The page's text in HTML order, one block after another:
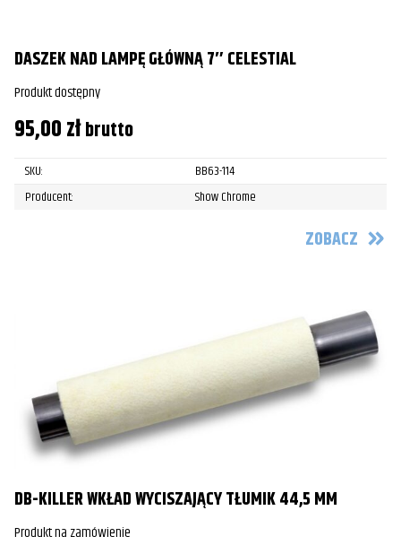
DASZEK NAD LAMPĘ GŁÓWNĄ 7″ CELESTIAL
Produkt dostępny
95,00złbrutto
SKU:
BB63-114
Producent:
Show Chrome
ZOBACZ
DB-KILLER WKŁAD WYCISZAJĄCY TŁUMIK 44,5 MM
Produkt na zamówienie